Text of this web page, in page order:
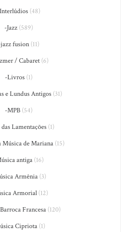
(48)
-Jazz(589)
fusion(11)
/ Cabaret (6)
-Livros(1)
e Lundus Antigos (31)
-MPB(54)
Lamentações (1)
Música de Mariana(15)
antiga (16)
Armênia(3)
Armorial(12)
Francesa(120)
Cipriota (1)